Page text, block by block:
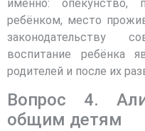
именно: опекунство,
ребёнком, место
законодательству
воспитание ребёнка
родителей и после их
Вопрос 4.
общим детям